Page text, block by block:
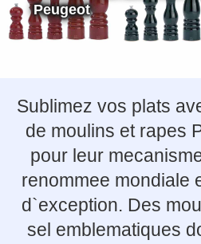
Peugeot
Sublimez vos plats
de moulins et rapes
pour leur
renommee mondiale
d`exception. Des
sel emblematiques